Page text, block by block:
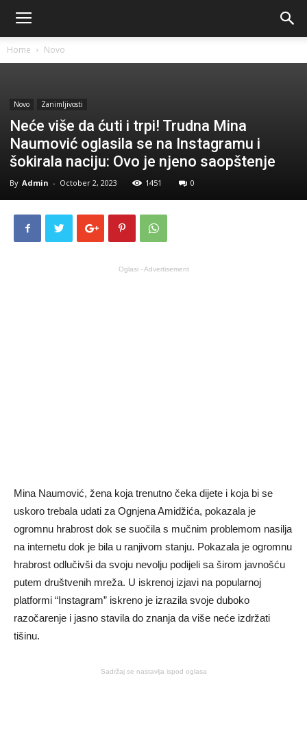
Home Novo
Novo Zanimljivosti
Neće više da ćuti i trpi! Trudna Mina
Naumović oglasila se na Instagramu i
šokirala naciju: Ovo je njeno saopštenje
By Admin - October 2, 2023 1451 0
Oglasi - Advertisement
Mina Naumović, žena koja trenutno čeka dijete i koja bi se
uskoro trebala udati za Ognjena Amidžića, pokazala je
ogromnu hrabrost dok se suočila s mučnim problemom nasilja
na internetu dok je bila u ranjivom stanju. Pokazala je ogromnu
hrabrost odlučivši da svoju nevolju podijeli sa širom javnošću
putem društvenih mreža. U iskrenoj izjavi na popularnoj
platformi “Instagram” iskreno je izrazila svoje duboko
razočarenje i jasno stavila do znanja da više neće izdržati
tišinu.
Sadržaj se nastavlja ispod oglasa